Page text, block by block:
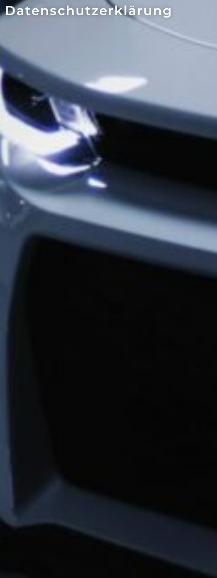
Datenschutz­erklärung